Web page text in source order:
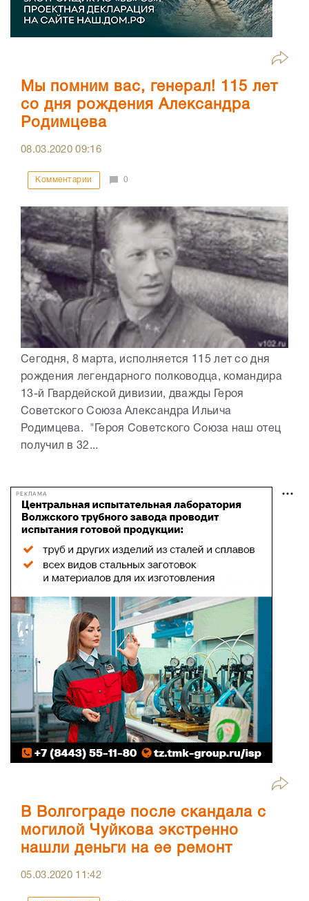
Мы помним вас, генерал! 115 лет
со дня рождения Александра
Родимцева
08.03.202009:16
Комментарии 0
Сегодня, 8 марта, исполняется 115 лет со дня
рождения легендарного полководца, командира
13-й Гвардейской дивизии, дважды Героя
Советского Союза Александра Ильича
Родимцева. "Героя Советского Союза наш отец
получил в 32...
РЕКЛАМА
В Волгограде после скандала с
могилой Чуйкова экстренно
нашли деньги на ее ремонт
05.03.2020 11:42